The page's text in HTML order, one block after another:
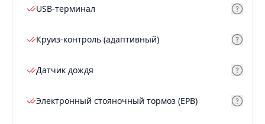
USB-терминал
Круиз-контроль (адаптивный)
Датчик дождя
Электронный стояночный тормоз (EPB)